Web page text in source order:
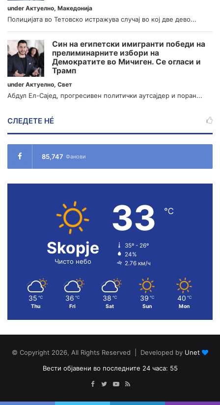
under Актуелно, Македонија
Полицијата во Тетовско истражува случај во кој две дево...
Син на египетски имигранти победи на
прелиминарните избори на
Демократите во Мичиген. Се огласи и
Трамп
under Актуелно, Свет
Абдул Ел-Сајед, прогресивен политички аутсајдер и поран...
СЛЕДЕТЕ НÉ
85,747 Фанови
Skopje
Чисто небо
33 ℃
35º - 26º
24%
2.76 км/ч
35 ℃
Thu
36 ℃
Fri
38 ℃
Sat
39 ℃
Sun
40 ℃
Mon
© Copyright 2026, All Rights Reserved | Developed by Unet
Вести објавени во последните 24 часа: 55
Facebook
TwitterYouTube
RSS